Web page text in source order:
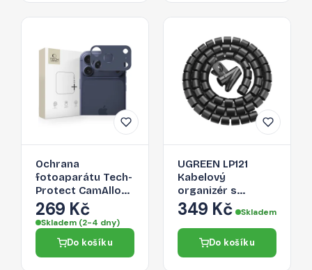
Ochrana
fotoaparátu Tech-
Protect CamAlloy
Fit+ pro iPhone 17
Pro Max – Deep
Blue
269 Kč
Skladem (2-4 dny)
Do košíku
UGREEN LP121
Kabelový
organizér s
aplikačním
vodítkem, průměr
25mm, délka 1,5m,
černý
349 Kč Skladem
Do košíku